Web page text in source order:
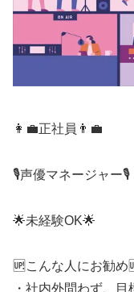
👩‍💼正社員👨‍💼
🎙️声優マネージャー🎙️
🌟未経験OK🌟
🆙こんな人にお勧め
・社内外問わず、